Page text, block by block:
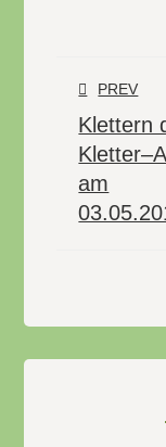
PREV
Klettern
am